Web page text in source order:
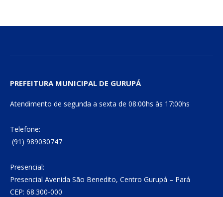
PREFEITURA MUNICIPAL DE GURUPÁ
Atendimento de segunda a sexta de 08:00hs às 17:00hs
Telefone:
(91) 989030747
Presencial:
Presencial Avenida São Benedito, Centro Gurupá – Pará
CEP: 68.300-000